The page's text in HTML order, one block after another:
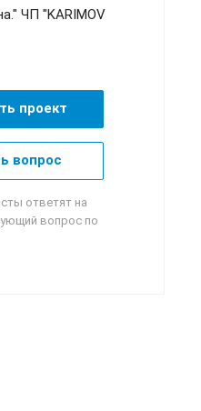
ЧП "KARIMOV
проект
вопрос
ответят на
вопрос по